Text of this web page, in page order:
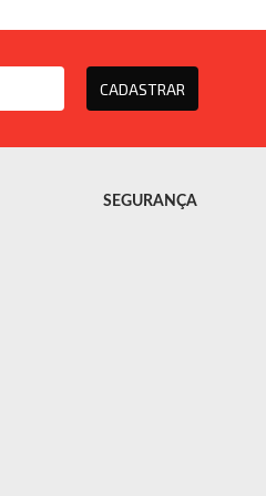
CADASTRAR
SEGURANÇA